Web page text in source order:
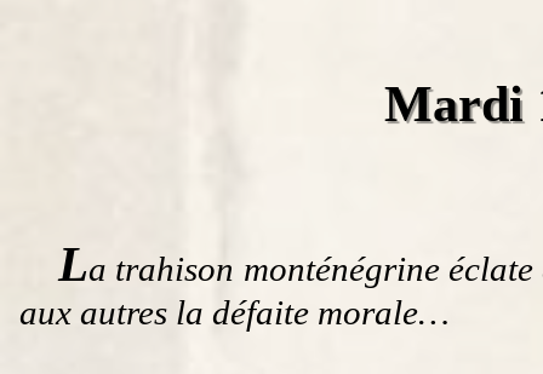
Mardi
La trahison monténégrine
aux autres la défaite morale…